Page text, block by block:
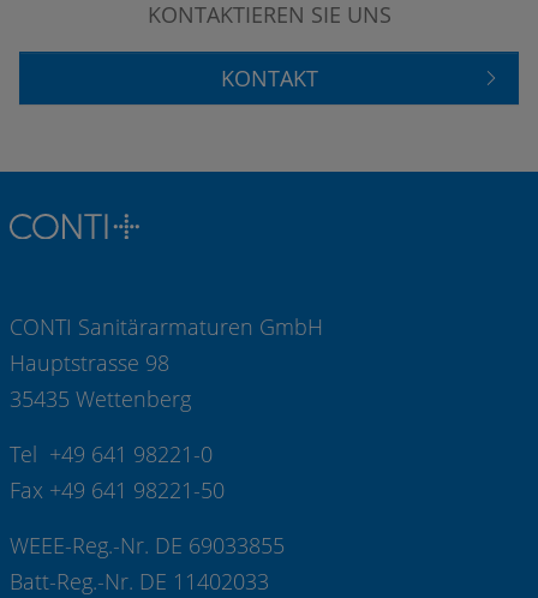
KONTAKTIEREN SIE UNS
KONTAKT
CONTI Sanitärarmaturen GmbH
Hauptstrasse 98
35435 Wettenberg
Tel +49 641 98221-0
Fax +49 641 98221-50
WEEE-Reg.-Nr. DE 69033855
Batt-Reg.-Nr. DE 11402033